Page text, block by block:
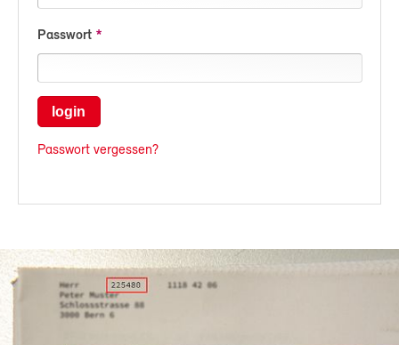
Passwort
login
Passwort vergessen?